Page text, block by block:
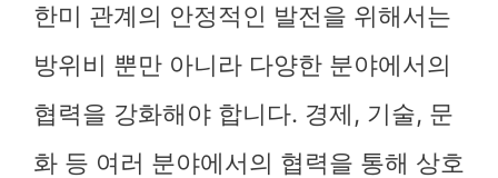
한미 관계의 안정적인 발전을 위해서는
방위비 뿐만 아니라 다양한 분야에서의
협력을 강화해야 합니다. 경제, 기술, 문
화 등 여러 분야에서의 협력을 통해 상호